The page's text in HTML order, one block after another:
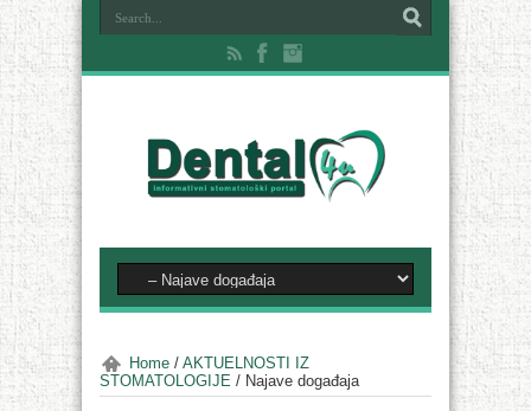
Home / AKTUELNOSTI IZ
STOMATOLOGIJE / Najave događaja